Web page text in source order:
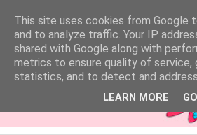
This site uses cookies from Google
and to analyze traffic. Your IP
shared with Google along with
metrics to ensure quality of service,
statistics, and to detect and
LEARN MORE